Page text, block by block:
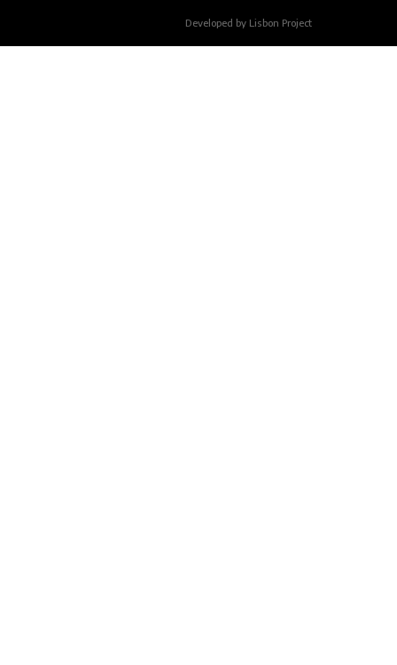
Developed by Lisbon Project